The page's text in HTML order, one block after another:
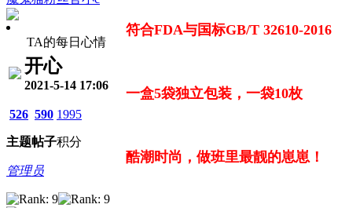
TA的每日心情
开心
2021-5-14 17:06
526
主题
590
帖子
1995
积分
管理员
符合FDA与国标GB/T 32610-2016
一盒5袋独立包装，一袋10枚
酷潮时尚，做班里最靓的崽崽！